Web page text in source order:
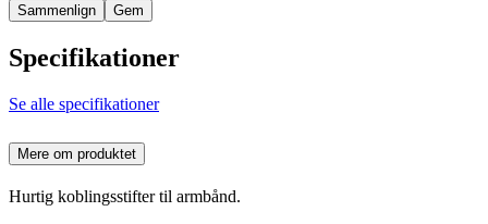
Sammenlign Gem
Specifikationer
Se alle specifikationer
Mere om produktet
Hurtig koblingsstifter til armbånd.